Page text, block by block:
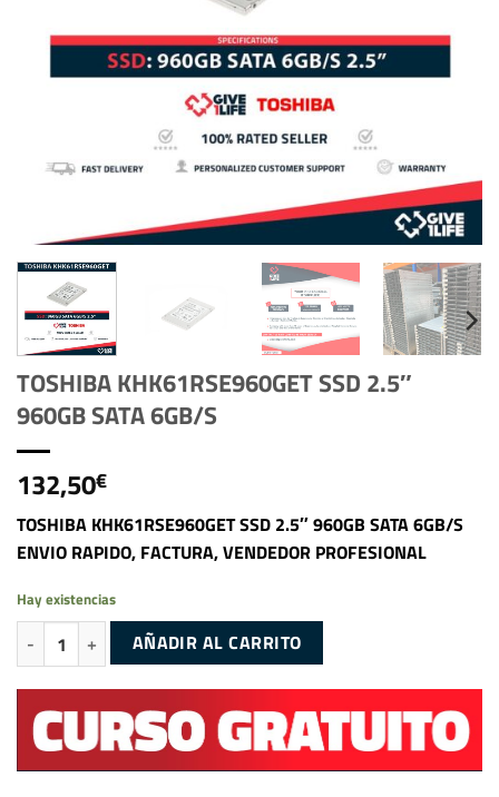
TOSHIBA KHK61RSE960GET SSD 2.5″
960GB SATA 6GB/S
132,50€
TOSHIBA KHK61RSE960GET SSD 2.5″ 960GB SATA 6GB/S
ENVIO RAPIDO, FACTURA, VENDEDOR PROFESIONAL
Hay existencias
TOSHIBA KHK61RSE960GET SSD 2.5" 960GB SATA 6GB/S cantidad
AÑADIR AL CARRITO